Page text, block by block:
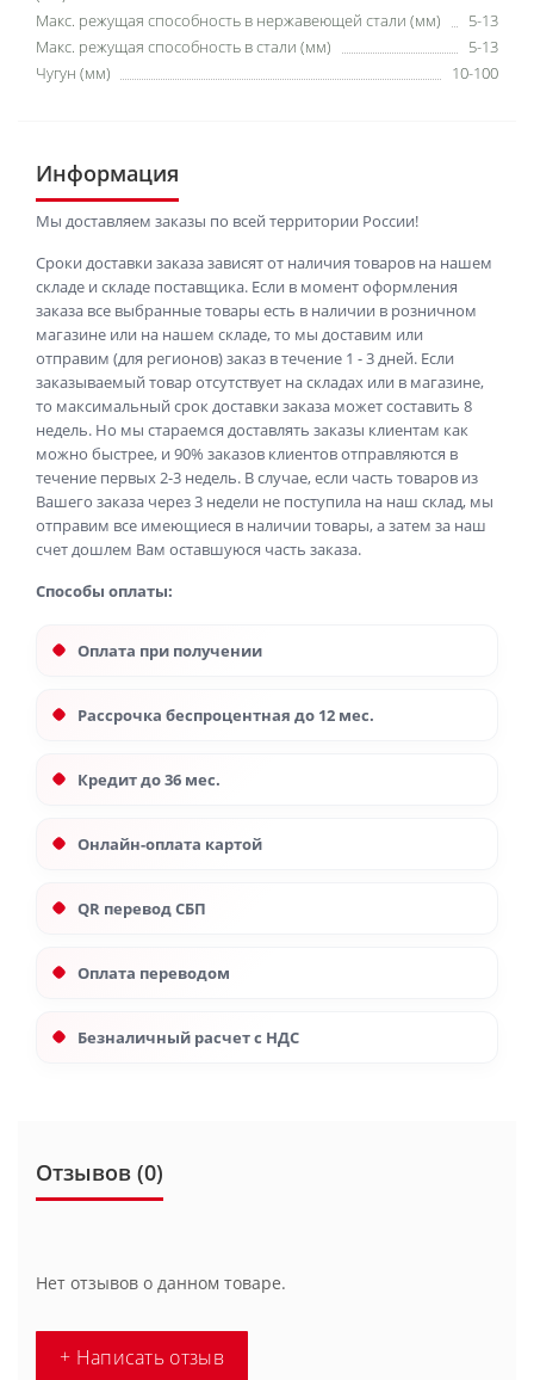
Макс. режущая способность в нержавеющей стали (мм)
5-13
Макс. режущая способность в стали (мм)
5-13
Чугун (мм)
10-100
Информация
Мы доставляем заказы по всей территории России!
Сроки доставки заказа зависят от наличия товаров на нашем
складе и складе поставщика. Если в момент оформления
заказа все выбранные товары есть в наличии в розничном
магазине или на нашем складе, то мы доставим или
отправим (для регионов) заказ в течение 1 - 3 дней. Если
заказываемый товар отсутствует на складах или в магазине,
то максимальный срок доставки заказа может составить 8
недель. Но мы стараемся доставлять заказы клиентам как
можно быстрее, и 90% заказов клиентов отправляются в
течение первых 2-3 недель. В случае, если часть товаров из
Вашего заказа через 3 недели не поступила на наш склад, мы
отправим все имеющиеся в наличии товары, а затем за наш
счет дошлем Вам оставшуюся часть заказа.
Способы оплаты:
Оплата при получении
Рассрочка беспроцентная до 12 мес.
Кредит до 36 мес.
Онлайн-оплата картой
QR перевод СБП
Оплата переводом
Безналичный расчет с НДС
Отзывов (0)
Нет отзывов о данном товаре.
+ Написать отзыв